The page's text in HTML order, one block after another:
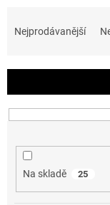
í
p
r
Nejprodávanější
Na skladě 25